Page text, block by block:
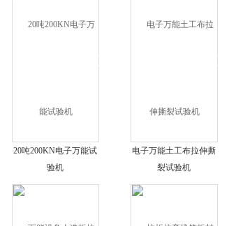
20吨200KN电子万能试
验机
电子万能土工布拉伸撕
裂试验机